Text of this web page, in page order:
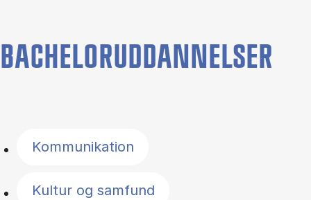
BACHELORUDDANNELSER
Kommunikation
Kultur og samfund